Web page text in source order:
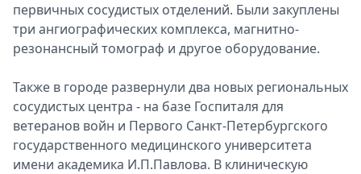
первичных сосудистых отделений. Были закуплены
три ангиографических комплекса, магнитно-
резонансный томограф и другое оборудование.
Также в городе развернули два новых региональных
сосудистых центра - на базе Госпиталя для
ветеранов войн и Первого Санкт‑Петербургского
государственного медицинского университета
имени академика И.П.Павлова. В клиническую